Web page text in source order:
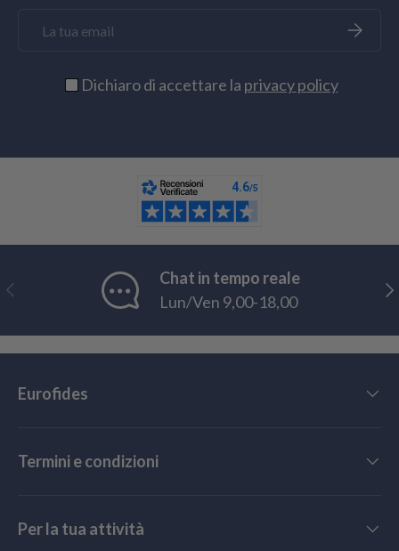
Iscriviti
Dichiaro di accettare la privacy policy
Indietro
Chat in tempo reale
Lun/Ven 9,00-18,00
Eurofides
Termini e condizioni
Per la tua attività